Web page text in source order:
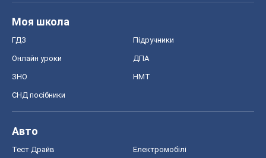
Моя школа
ГДЗ Підручники
Онлайн уроки ДПА
ЗНО НМТ
СНД посібники
Авто
Тест Драйв Електромобілі